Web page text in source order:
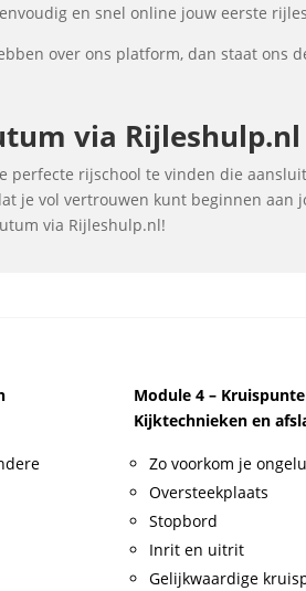
en snel online jouw eerste
over ons platform, dan staat ons
via Rijleshulp.nl
perfecte rijschool te vinden die
je vol vertrouwen kunt beginnen aan
via Rijleshulp.nl!
Module 4 –
Kijktechnieken en
Zo voorkom je
Oversteekplaats
Stopbord
Inrit en uitrit
Gelijkwaardige